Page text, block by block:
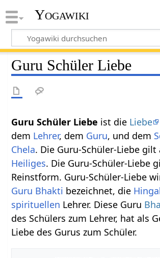
Yogawiki
Guru Schüler Liebe
Guru Schüler Liebe ist die Liebe
dem Lehrer, dem Guru, und dem
Chela. Die Guru-Schüler-Liebe gilt
Heiliges. Die Guru-Schüler-Liebe
Reinstform. Guru-Schüler-Liebe
Guru Bhakti bezeichnet, die
spirituellen Lehrer. Diese Guru
des Schülers zum Lehrer, hat als
Liebe des Gurus zum Schüler.